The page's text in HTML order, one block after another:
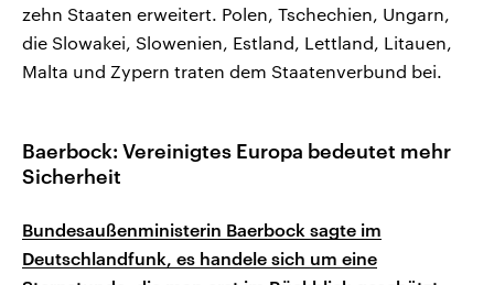
zehn Staaten erweitert. Polen, Tschechien, Ungarn,
die Slowakei, Slowenien, Estland, Lettland, Litauen,
Malta und Zypern traten dem Staatenverbund bei.
Baerbock: Vereinigtes Europa bedeutet mehr
Sicherheit
Bundesaußenministerin Baerbock sagte im
Deutschlandfunk, es handele sich um eine